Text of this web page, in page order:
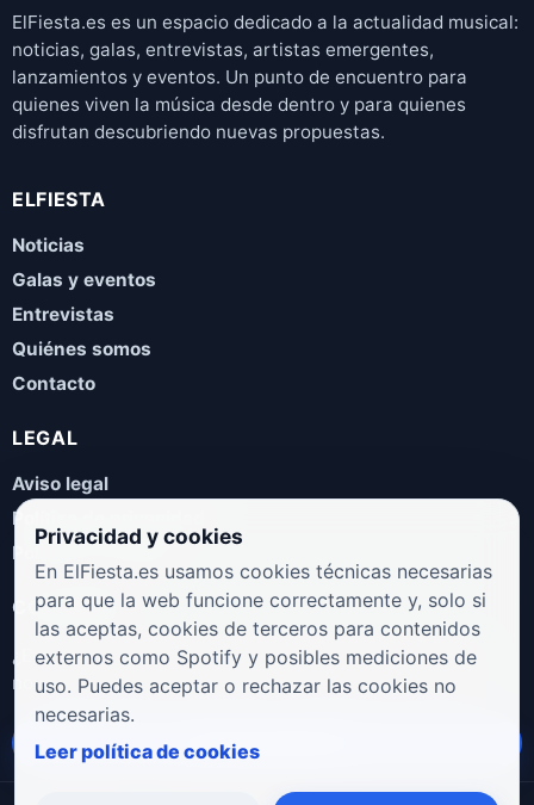
ElFiesta.es es un espacio dedicado a la actualidad musical:
noticias, galas, entrevistas, artistas emergentes,
lanzamientos y eventos. Un punto de encuentro para
quienes viven la música desde dentro y para quienes
disfrutan descubriendo nuevas propuestas.
ELFIESTA
Noticias
Galas y eventos
Entrevistas
Quiénes somos
Contacto
LEGAL
Aviso legal
Política de privacidad
Política de cookies
COLABORA
¿Eres artista, manager, sello o promotor? Envíanos tus
novedades, galas, entrevistas o propuestas musicales.
Enviar propuesta
Privacidad y cookies
En ElFiesta.es usamos cookies técnicas necesarias
para que la web funcione correctamente y, solo si
las aceptas, cookies de terceros para contenidos
externos como Spotify y posibles mediciones de
uso. Puedes aceptar o rechazar las cookies no
necesarias.
Leer política de cookies